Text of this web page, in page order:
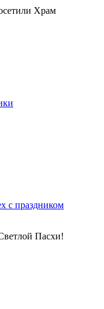
Храм
с праздником
Пасхи!